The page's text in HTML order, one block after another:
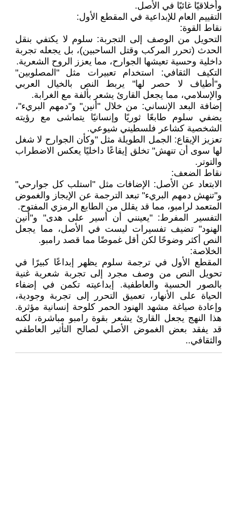
وأخلاقيًا غائبًا في الأصل.
التقييم العام للإبداعية في المقطع الأول:
نقاط القوة:
التحويل من الوصف إلى التجربة: سلوم لا يكتفي بنقل
الحدث (تحرر المركب وقتل الساحبين)، بل يجعله تجربة
داخلية وحسية تعيشها الجوارح، مما يعزز الروح الشعرية.
التكيف الثقافي: استخدام تعبيرات مثل "المصلوبين"
و"أطياف لا حصر لها" يربط النص بالخيال العربي
والإسلامي، مما يجعل القارئ يشعر بألفة مع الغرابة.
إضافة البعد الإنساني: من خلال "أنين" و"دمهم البريء"،
يضفي سلوم طابعًا ثوريًا وإنسانيًا يتماشى مع رؤيته
الشخصية كشاعر فلسطيني شيوعي.
تعزيز الإيقاع: الجمل الطويلة مثل "وكأن الجوارح لا شغل
لها سوى أن تنهش" تخلق إيقاعًا داخليًا يعكس الاضطراب
والتوتر.
نقاط الضعف:
الابتعاد عن الأصل: الإضافات مثل "استلب كل جوارحي"
و"تنهش دمهم البريء" تبعد الترجمة عن الإيجاز والغموض
المتعمد لرامبو، مما قد يقلل من الطابع الرمزي المفتوح.
التفسير المفرط: "يعينني أن أسير على هدى" و"أنين
الهنود" تضيف تفسيرات ليست في الأصل، مما يجعل
النص أكثر وضوحًا لكن أقل غموضًا مما قصد رامبو.
الخلاصة:
المقطع الأول في ترجمة سلوم يظهر إبداعًا كبيرًا في
تحويل النص من وصف مجرد إلى تجربة شعرية غنية
بالصور الحسية والعاطفية. إبداعيته تكمن في إضفاء
الحياة على الأنهار، تعميق التحرر إلى تجربة وجودية،
وإعادة صياغة مشهد الهنود الحمر كلوحة إنسانية مؤثرة.
هذا النهج يجعل القارئ يشعر بقوة رامبو مباشرة، لكنه
قد يفقد بعض الغموض الأصلي لصالح التأثير العاطفي
والثقافي..